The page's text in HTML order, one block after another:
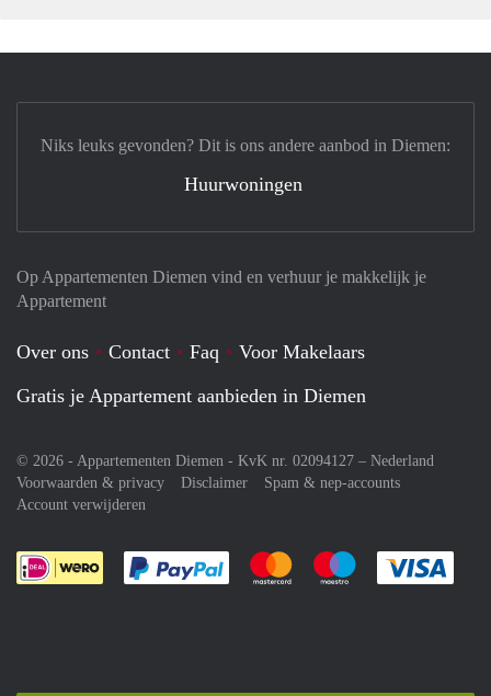
Op Appartementen Diemen vind en verhuur je makkelijk je
Appartement
Over ons Contact Faq
Voor Makelaars
Gratis je Appartement aanbieden in Diemen
© 2026 - Appartementen Diemen - KvK nr. 02094127 – Nederland
Voorwaarden & privacy
Disclaimer
Spam & nep-accounts
Account verwijderen
Je rekent gemakkelijk af met Paypal
Je rekent gemakkelijk af met
Je rekent
Niks leuks gevonden? Dit is ons andere aanbod in Diemen:
Huurwoningen